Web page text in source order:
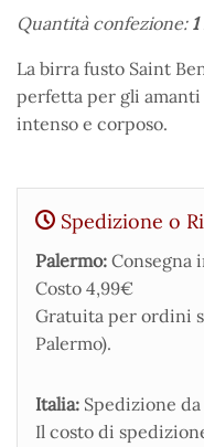
Quantità confezione:
La birra fusto Saint
perfetta per gli
intenso e corposo.
Spedizione o
Palermo: Consegna
Costo 4,99€
Gratuita per ordini
Palermo).
Italia: Spedizione
Il costo di